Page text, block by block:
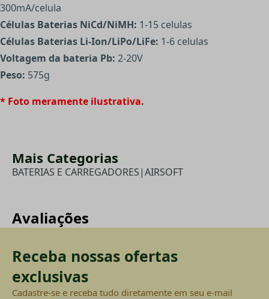
300mA/celula
Células Baterias NiCd/NiMH: 1-15 celulas
Células Baterias Li-Ion/LiPo/LiFe: 1-6 celulas
Voltagem da bateria Pb: 2-20V
Peso: 575g
* Foto meramente ilustrativa.
Mais Categorias
BATERIAS E CARREGADORES|AIRSOFT
Avaliações
Receba nossas ofertas
exclusivas
Cadastre-se e receba tudo diretamente em seu e-mail